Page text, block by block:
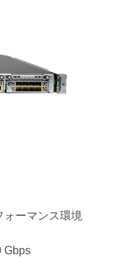
ォーマンス環境
Gbps